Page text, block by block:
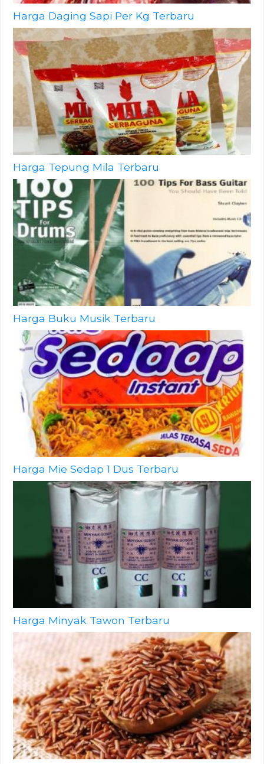
Harga Daging Sapi Per Kg Terbaru
Harga Tepung Mila Terbaru
Harga Buku Musik Terbaru
Harga Mie Sedap 1 Dus Terbaru
Harga Minyak Tawon Terbaru